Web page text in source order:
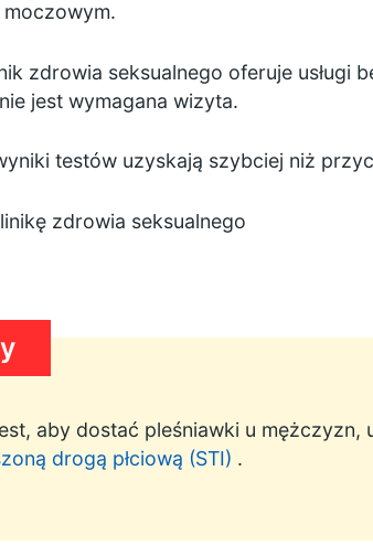
moczowym.
zdrowia seksualnego oferuje usługi
jest wymagana wizyta.
testów uzyskają szybciej niż
zdrowia seksualnego
aby dostać pleśniawki u
drogą płciową (STI) .